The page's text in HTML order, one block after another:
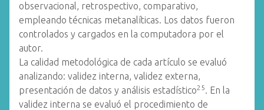
observacional, retrospectivo, comparativo,
empleando técnicas metanalíticas. Los datos fueron
controlados y cargados en la computadora por el
autor.
La calidad metodológica de cada artículo se evaluó
analizando: validez interna, validez externa,
presentación de datos y análisis estadístico25. En la
validez interna se evaluó el procedimiento de